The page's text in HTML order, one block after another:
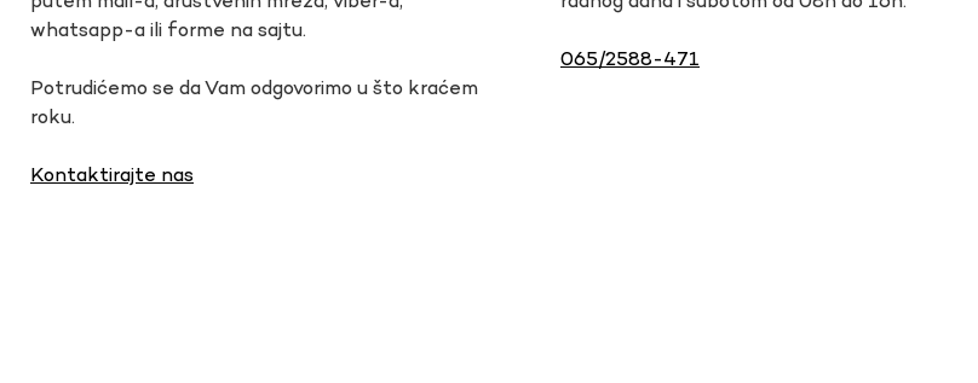
whatsapp-a ili forme na sajtu.
Potrudićemo se da Vam odgovorimo u što kraćem
roku.
Kontaktirajte nas
065/2588-471